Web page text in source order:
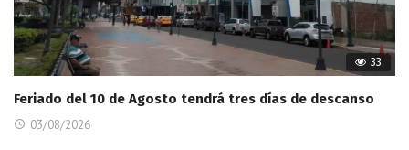
33
Feriado del 10 de Agosto tendrá tres días de descanso
03/08/2026